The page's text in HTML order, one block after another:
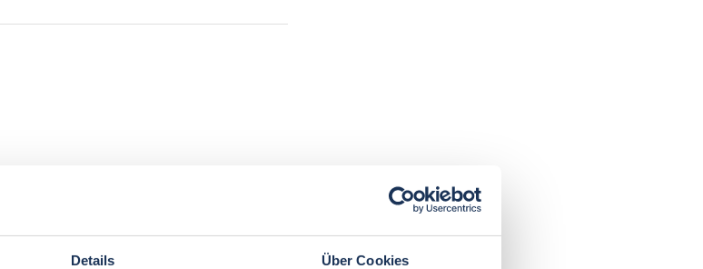
Details Über Cookies